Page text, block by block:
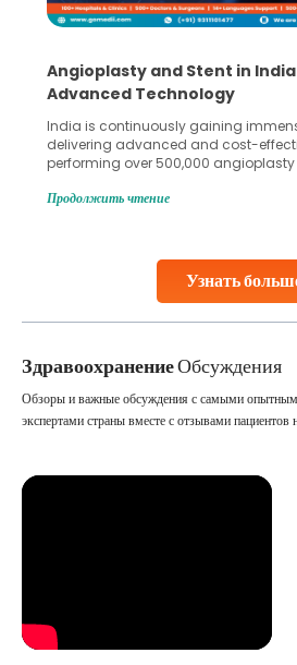
Узнать
5 Essential Steps for
Collection and Processing
Human sperm collection and
in advanced reproductive
Fertilization (IVF) and intrauterine
challenges and help couples achieve
collected, they process the
Продолжить чтение
ЗдравоохранениеОбсуждения
Обзоры и важные обсуждения с самыми
экспертами страны вместе с отзывами